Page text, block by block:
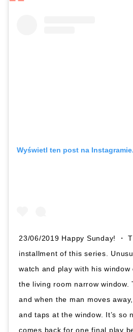
Wyświetl ten post na Instagramie.
23/06/2019 Happy Sunday! ・
installment of this series.
watch and play with his
the living room narrow window.
and when the man moves
and taps at the window. It’s so
comes back for one final play